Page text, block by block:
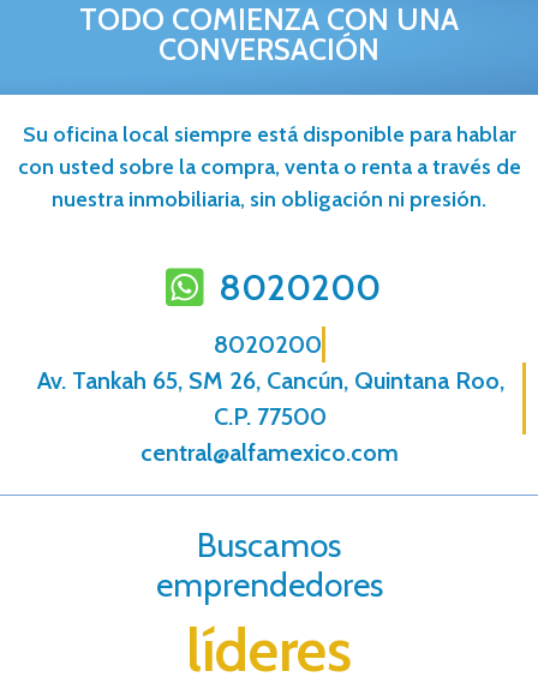
TODO COMIENZA CON UNA
CONVERSACIÓN
Su oficina local siempre está disponible para hablar
con usted sobre la compra, venta o renta a través de
nuestra inmobiliaria, sin obligación ni presión.
8020200
8020200
Av. Tankah 65, SM 26, Cancún, Quintana Roo,
C.P. 77500
central@alfamexico.com
Buscamos
emprendedores
líderes